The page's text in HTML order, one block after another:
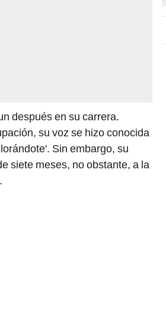
después en su carrera.
su voz se hizo conocida
Sin embargo, su
siete meses, no obstante, a la